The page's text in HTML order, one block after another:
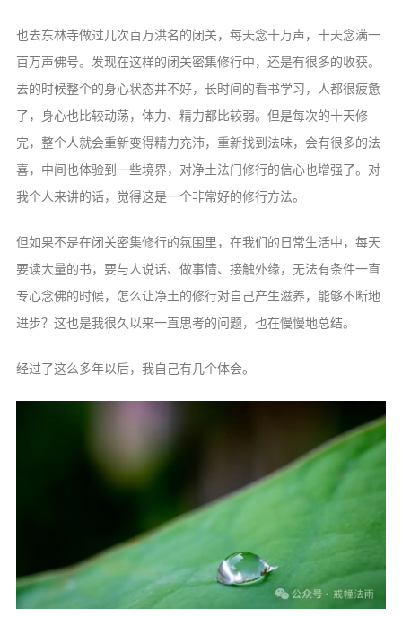
也去东林寺做过几次百万洪名的闭关，每天念十万声，十天念满一
百万声佛号。发现在这样的闭关密集修行中，还是有很多的收获。
去的时候整个的身心状态并不好，长时间的看书学习，人都很疲惫
了，身心也比较动荡，体力、精力都比较弱。但是每次的十天修
完，整个人就会重新变得精力充沛，重新找到法味，会有很多的法
喜，中间也体验到一些境界，对净土法门修行的信心也增强了。对
我个人来讲的话，觉得这是一个非常好的修行方法。
但如果不是在闭关密集修行的氛围里，在我们的日常生活中，每天
要读大量的书，要与人说话、做事情、接触外缘，无法有条件一直
专心念佛的时候，怎么让净土的修行对自己产生滋养，能够不断地
进步？这也是我很久以来一直思考的问题，也在慢慢地总结。
经过了这么多年以后，我自己有几个体会。